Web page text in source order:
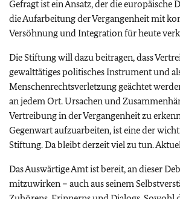
Gefragt ist ein Ansatz, der die europäische
die Aufarbeitung der Vergangenheit mit
Versöhnung und Integration für heute
Die Stiftung will dazu beitragen, dass
gewalttätiges politisches Instrument und
Menschenrechtsverletzung geächtet
an jedem Ort. Ursachen und
Vertreibung in der Vergangenheit zu
Gegenwart aufzuarbeiten, ist eine der
Stiftung. Da bleibt derzeit viel zu tun.
Das Auswärtige Amt ist bereit, an dieser
mitzuwirken – auch aus seinem